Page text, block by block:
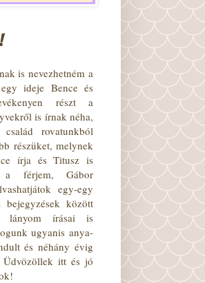
is nevezhetném a
ideje Bence és
részt a
is írnak néha,
rovatunkból
részüket, melynek
írja és Titusz is
a férjem, Gábor
egy-egy
között
lányom írásai is
ugyanis anya-
és néhány évig
itt és jó